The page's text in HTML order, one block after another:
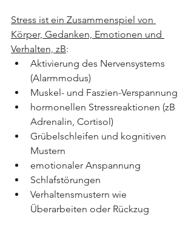
Stress ist ein Zusammenspiel von
Körper, Gedanken, Emotionen und
Verhalten, zB:
Aktivierung des Nervensystems
(Alarmmodus)
Muskel- und Faszien-Verspannung
hormonellen Stressreaktionen (zB
Adrenalin, Cortisol)
Grübelschleifen und kognitiven
Mustern
emotionaler Anspannung
Schlafstörungen
Verhaltensmustern wie
Überarbeiten oder Rückzug